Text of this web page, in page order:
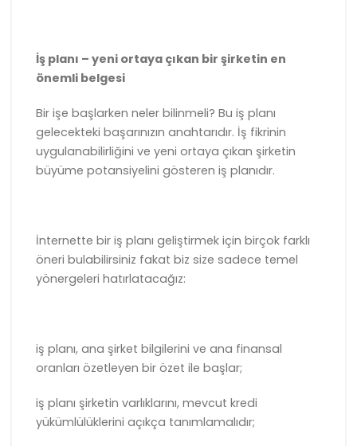
İş planı – yeni ortaya çıkan bir şirketin en
önemli belgesi
Bir işe başlarken neler bilinmeli? Bu iş planı
gelecekteki başarınızın anahtarıdır. İş fikrinin
uygulanabilirliğini ve yeni ortaya çıkan şirketin
büyüme potansiyelini gösteren iş planıdır.
İnternette bir iş planı geliştirmek için birçok farklı
öneri bulabilirsiniz fakat biz size sadece temel
yönergeleri hatırlatacağız:
iş planı, ana şirket bilgilerini ve ana finansal
oranları özetleyen bir özet ile başlar;
iş planı şirketin varlıklarını, mevcut kredi
yükümlülüklerini açıkça tanımlamalıdır;